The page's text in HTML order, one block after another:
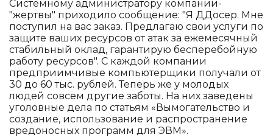
Системному администратору компании-
"жертвы" приходило сообщение: "Я ДДосер. Мне
поступил на вас заказ. Предлагаю свои услуги по
защите ваших ресурсов от атак за ежемесячный
стабильный оклад, гарантирую бесперебойную
работу ресурсов". С каждой компании
предприимчивые компьютерщики получали от
30 до 60 тыс. рублей. Теперь же у молодых
людей совсем другие заботы. На них заведены
уголовные дела по статьям «Вымогательство и
создание, использование и распространение
вредоносных программ для ЭВМ».